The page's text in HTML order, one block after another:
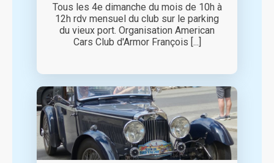
Tous les 4e dimanche du mois de 10h à
12h rdv mensuel du club sur le parking
du vieux port. Organisation American
Cars Club d'Armor François [...]